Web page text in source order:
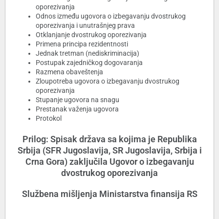
oporezivanja
Odnos između ugovora o izbegavanju dvostrukog
oporezivanja i unutrašnjeg prava
Otklanjanje dvostrukog oporezivanja
Primena principa rezidentnosti
Jednak tretman (nediskriminacija)
Postupak zajedničkog dogovaranja
Razmena obaveštenja
Zloupotreba ugovora o izbegavanju dvostrukog
oporezivanja
Stupanje ugovora na snagu
Prestanak važenja ugovora
Protokol
Prilog: Spisak država sa kojima je Republika
Srbija (SFR Jugoslavija, SR Jugoslavija, Srbija i
Crna Gora) zaključila Ugovor o izbegavanju
dvostrukog oporezivanja
Službena mišljenja Ministarstva finansija RS